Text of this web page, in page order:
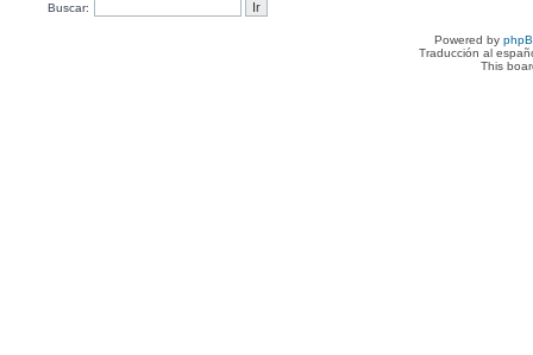
Buscar:
Powered by
Traducción al
This